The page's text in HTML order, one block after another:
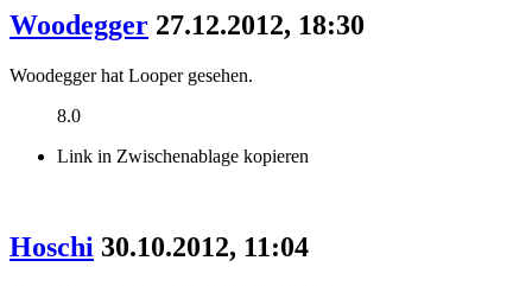
Woodegger 27.12.2012, 18:30
Woodegger hat Looper gesehen.
8.0
Link in Zwischenablage kopieren
Hoschi 30.10.2012, 11:04